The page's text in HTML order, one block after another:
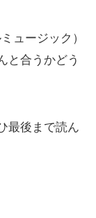
ュージック）
と合うかどう
最後まで読ん